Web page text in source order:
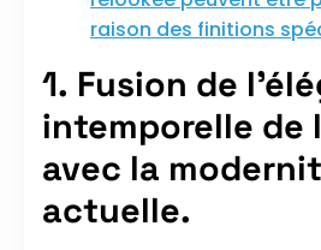
raison des finitions
1. Fusion de
intemporelle de
avec la
actuelle.